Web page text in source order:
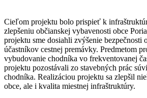
Cieľom projektu bolo prispieť k
zlepšeniu občianskej vybavenosti obce
projektu sme dosiahli zvýšenie bezpečnosti
účastníkov cestnej premávky. Predmetom
vybudovanie chodníka vo frekventovanej
projektu pozostávali zo stavebných prác
chodníka. Realizáciou projektu sa zlepšil
obce, ale i kvalita miestnej infraštruktúry.